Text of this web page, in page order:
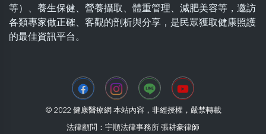
等）、養生保健、營養攝取、體重管理、減肥美容等，邀訪
各類專家做正確、客觀的剖析與分享，是民眾獲取健康照護
的最佳資訊平台。
© 2022 健康醫療網 本站內容，非經授權，嚴禁轉載
法律顧問：宇順法律事務所 張耕豪律師